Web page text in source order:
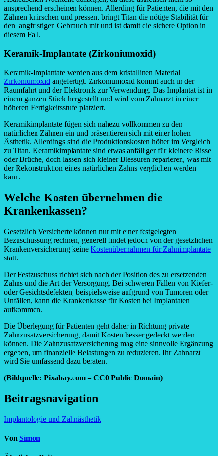
ansprechend erscheinen können. Allerding für Patienten, die mit den
Zähnen knirschen und pressen, bringt Titan die nötige Stabilität für
den langfristigen Gebrauch mit und ist damit die sichere Option in
diesem Fall.
Keramik-Implantate (Zirkoniumoxid)
Keramik-Implantate werden aus dem kristallinen Material
Zirkoniumoxid angefertigt. Zirkoniumoxid kommt auch in der
Raumfahrt und der Elektronik zur Verwendung. Das Implantat ist in
einem ganzen Stück hergestellt und wird vom Zahnarzt in einer
höheren Fertigkeitsstufe platziert.
Keramikimplantate fügen sich nahezu vollkommen zu den
natürlichen Zähnen ein und präsentieren sich mit einer hohen
Ästhetik. Allerdings sind die Produktionskosten höher im Vergleich
zu Titan. Keramikimplantate sind etwas anfälliger für kleinere Risse
oder Brüche, doch lassen sich kleiner Blessuren reparieren, was mit
der Rekonstruktion eines natürlichen Zahns verglichen werden
kann.
Welche Kosten übernehmen die
Krankenkassen?
Gesetzlich Versicherte können nur mit einer festgelegten
Bezuschussung rechnen, generell findet jedoch von der gesetzlichen
Krankenversicherung keine Kostenübernahmen für Zahnimplantate
statt.
Der Festzuschuss richtet sich nach der Position des zu ersetzenden
Zahns und die Art der Versorgung. Bei schweren Fällen von Kiefer-
oder Gesichtsdefekten, beispielsweise aufgrund von Tumoren oder
Unfällen, kann die Krankenkasse für Kosten bei Implantaten
aufkommen.
Die Überlegung für Patienten geht daher in Richtung private
Zahnzusatzversicherung, damit Kosten besser gedeckt werden
können. Die Zahnzusatzversicherung mag eine sinnvolle Ergänzung
ergeben, um finanzielle Belastungen zu reduzieren. Ihr Zahnarzt
wird Sie umfassend dazu beraten.
(Bildquelle: Pixabay.com – CC0 Public Domain)
Beitragsnavigation
Implantologie und Zahnästhetik
Von Simon